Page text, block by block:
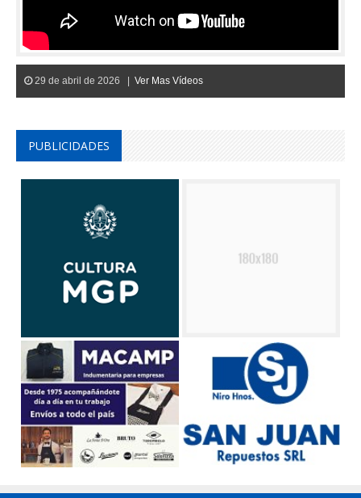
29 de abril de 2026 | Ver Mas Vídeos
PUBLICIDADES